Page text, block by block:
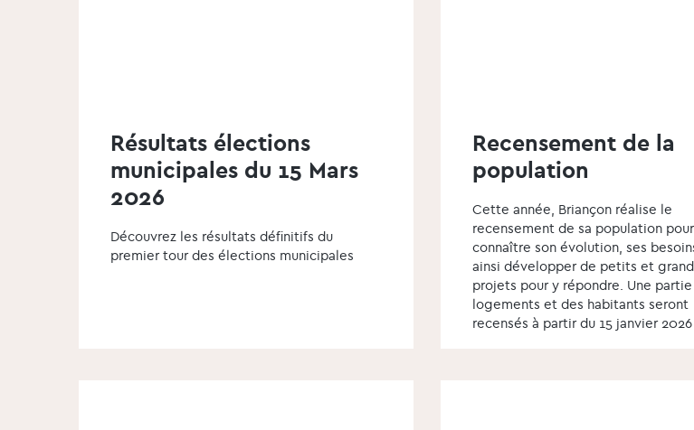
Résultats élections
municipales du 15 Mars
2026
Découvrez les résultats définitifs du
premier tour des élections municipales
Recensement de la
population
Cette année, Briançon réalise le
recensement de sa population
connaître son évolution, ses
ainsi développer de petits et
projets pour y répondre. Une
logements et des habitants seront
recensés à partir du 15 janvier 2026